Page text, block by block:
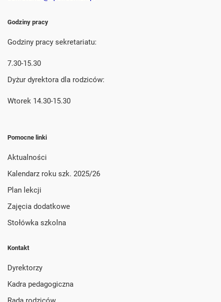
Godziny pracy
Godziny pracy sekretariatu:
7.30-15.30
Dyżur dyrektora dla rodziców:
Wtorek 14.30-15.30
Pomocne linki
Aktualności
Kalendarz roku szk. 2025/26
Plan lekcji
Zajęcia dodatkowe
Stołówka szkolna
Kontakt
Dyrektorzy
Kadra pedagogiczna